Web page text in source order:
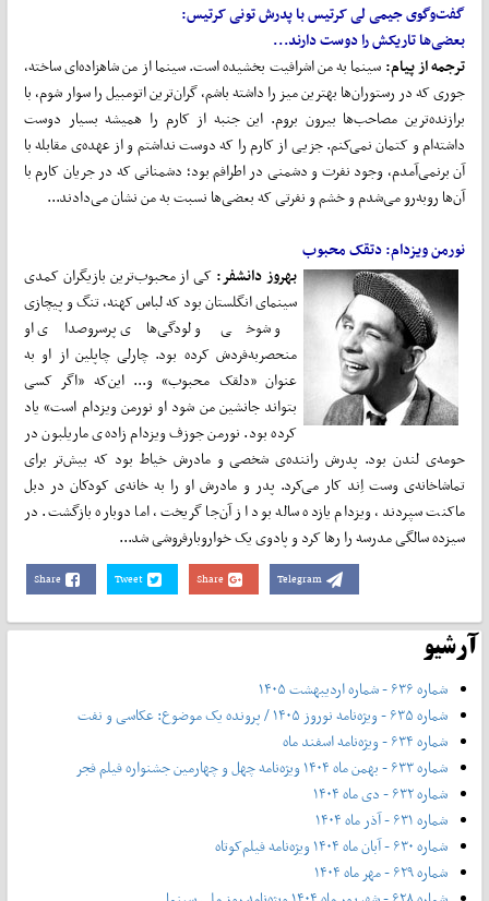
گفت‌وگوی جیمی لی کرتیس با پدرش تونی کرتیس:
بعضی‌ها تاریکش را دوست دارند...
ترجمه از پیام:سینما به من اشرافیت بخشیده است. سینما از من شاهزاده‌ای ساخته،
جوری که در رستوران‌ها بهترین میز را داشته باشم، گران‌ترین اتومبیل را سوار شوم، با
برازنده‌ترین مصاحب‌ها بیرون بروم. این جنبه از کارم را همیشه بسیار دوست
داشته‌ام و کتمان نمی‌کنم. جزیی از کارم را که دوست نداشتم و از عهده‌ی مقابله با
آن برنمی‌آمدم، وجود نفرت و دشمنی در اطرافم بود؛ دشمنانی که در جریان کارم با
آن‌ها روبه‌رو می‌شدم و خشم و نفرتی که بعضی‌ها نسبت به من نشان می‌دادند...
نورمن ویزدام: دتقک محبوب
بهروز دانشفر:کی از محبوب‌ترین بازیگران کمدی
سینمای انگلستان بود که لباس کهنه، تنگ و پیچازی
و شوخی و لودگی‌های پرسروصدای او
منحصربه‌فردش کرده بود. چارلی چاپلین از او به
عنوان «دلقک محبوب» و... این‌که «اگر کسی
بتواند جانشین من شود او نورمن ویزدام است» یاد
کرده بود. نورمن جوزف ویزدام زاده‌ی ماریلبون در
حومه‌ی لندن بود. پدرش راننده‌ی شخصی و مادرش خیاط بود که بیش‌تر برای
تماشاخانه‌ی وست اِند کار می‌کرد. پدر و مادرش او را به خانه‌ی کودکان در دبل
ماکنت سپردند، ویزدام یازده ساله بود از آن‌جا گریخت، اما دوباره بازگشت. در
سیزده سالگی مدرسه را رها کرد و پادوی یک خواروبارفروشی شد...
Share Tweet Share Telegram
آرشیو
شماره ۶۳۶ - شماره اردیبهشت ۱۴۰۵
شماره ۶۳۵ - ویژه‌نامه نوروز ۱۴۰۵ / پرونده یک موضوع: عکاسی و نفت
شماره ۶۳۴ - ویژه‌نامه اسفند ماه
شماره ۶۳۳ - بهمن ماه ۱۴۰۴ ویژه‌نامه چهل‌ و‌ چهارمین جشنواره فیلم فجر
شماره ۶۳۲ - دی ماه ۱۴۰۴
شماره ۶۳۱ - آذر ماه ۱۴۰۴
شماره ۶۳۰ - آبان ماه ۱۴۰۴ ویژه‌نامه فیلم‌کوتاه
شماره ۶۲۹ - مهر ماه ۱۴۰۴